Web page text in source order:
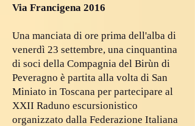
Via Francigena 2016
Una manciata di ore prima dell'alba di
venerdì 23 settembre, una cinquantina
di soci della Compagnia del Birùn di
Peveragno è partita alla volta di San
Miniato in Toscana per partecipare al
XXII Raduno escursionistico
organizzato dalla Federazione Italiana